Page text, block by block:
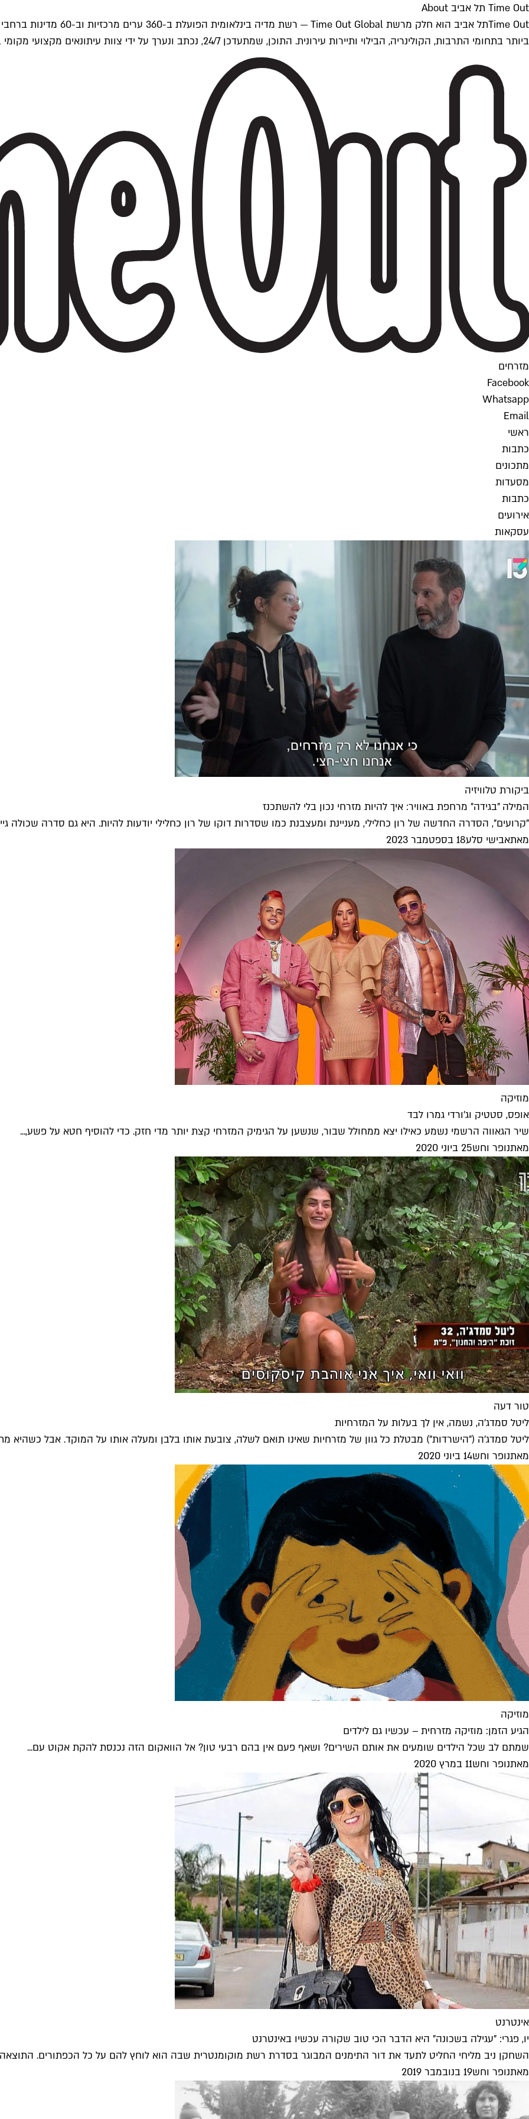
Time Out תל אביב About
ביותר בתחומי התרבות, הקולינריה, הבילוי ותיירות עירונית. התוכן, שמתעדכן 24/7, נכתב ונערך על ידי צוות עיתונאים מקצועי מקומי בישראל, בהתאם לסטנדרטים של Time Out העולמית.
מזרחים
Facebook
Whatsapp
Email
ראשי
כתבות
מתכונים
מסעדות
כתבות
אירועים
עסקאות
ביקורת טלוויזיה
המילה "בגידה" מרחפת באוויר: איך להיות מזרחי נכון בלי להשתכנז
"קרועים", הסדרה החדשה של רון כחלילי, מעניינת ומעצבנת כמו שסדרות דוקו של רון כחלילי יודעות להיות. היא גם סדרה שכולה
מאתאבישי סלע18 בספטמבר 2023
מוזיקה
אופס, סטטיק וג'ורדי גמרו לבד
שיר הגאווה הרשמי נשמע כאילו יצא ממחולל שבור, שנשען על הגימיק המזרחי קצת יותר מדי חזק. כדי להוסיף חטא על פשע,...
מאתנופר וחש25 ביוני 2020
טור דעה
ליטל סמדג'ה, נשמה, אין לך בעלות על המזרחיות
ליטל סמדג'ה ("הישרדות") מבטלת כל גוון של מזרחיות שאינו תואם לשלה, צובעת אותו בלבן ומעלה אותו על המוקד. אבל כשהיא
מאתנופר וחש14 ביוני 2020
מוזיקה
הגיע הזמן: מוזיקה מזרחית – עכשיו גם לילדים
שמתם לב שכל הילדים שומעים את אותם השירים? ושאף פעם אין בהם רבעי טון? אל הוואקום הזה נכנסת להקת אקוט עם...
מאתנופר וחש11 במרץ 2020
אינטרנט
יו, פגרי: "עגילה בשכונה" היא הדבר הכי טוב שקורה עכשיו באינטרנט
השחקן ניב מליחי החליט לתעד את דור התימנים המבוגר בסדרת רשת מוקומנטרית שבה הוא לוחץ להם על כל הכפתורים.
מאתנופר וחש19 בנובמבר 2019